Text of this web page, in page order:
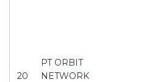
20
PT ORBIT
NETWORK